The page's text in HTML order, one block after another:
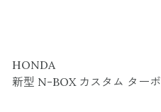
HONDA
新型 N-BOX カスタム ターボ